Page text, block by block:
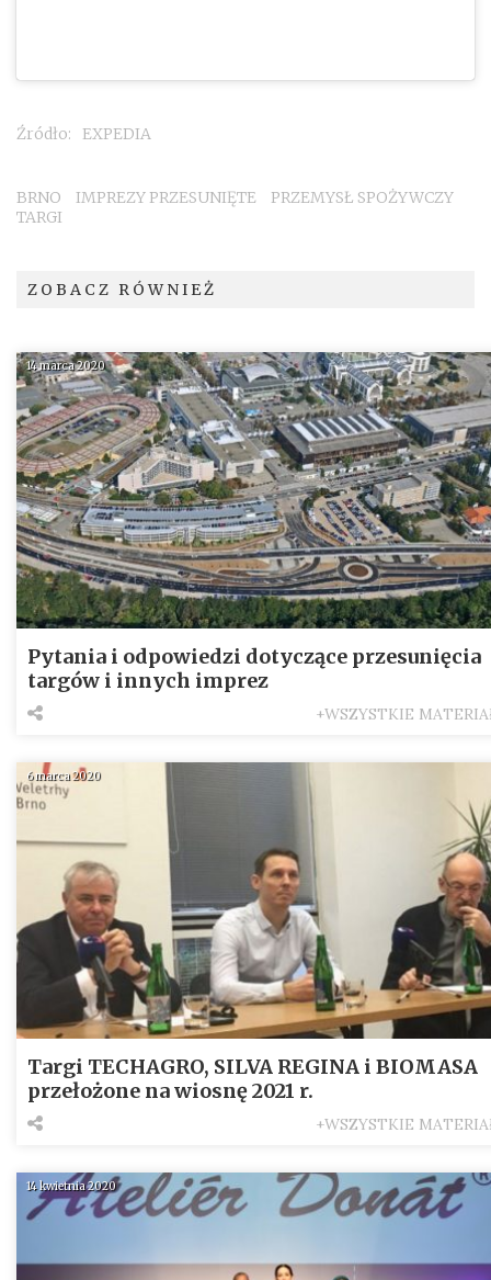
Źródło: EXPEDIA
Tags:
BRNO IMPREZY PRZESUNIĘTE
PRZEMYSŁ SPOŻYWCZY
TARGI
ZOBACZ RÓWNIEŻ
14 marca 2020
Pytania i odpowiedzi dotyczące przesunięcia
targów i innych imprez
+WSZYSTKIE
6 marca 2020
Targi TECHAGRO, SILVA REGINA i BIOMASA
przełożone na wiosnę 2021 r.
+WSZYSTKIE
14 kwietnia 2020